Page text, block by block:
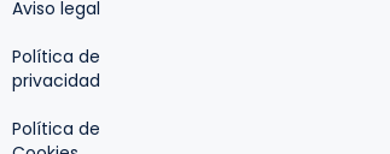
Aviso legal
Política de
privacidad
Política de